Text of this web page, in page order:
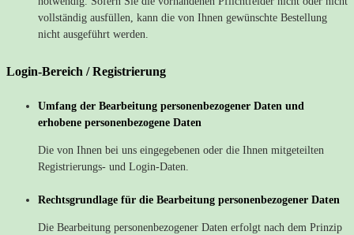
vollständig ausfüllen, kann die von Ihnen gewünschte Bestellung
nicht ausgeführt werden.
Login-Bereich / Registrierung
Umfang der Bearbeitung personenbezogener Daten und
erhobene personenbezogene Daten
Die von Ihnen bei uns eingegebenen oder die Ihnen mitgeteilten
Registrierungs- und Login-Daten.
Rechtsgrundlage für die Bearbeitung personenbezogener Daten
Die Bearbeitung personenbezogener Daten erfolgt nach dem Prinzip